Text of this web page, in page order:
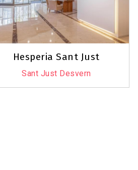
Hesperia Sant Just
Sant Just Desvern